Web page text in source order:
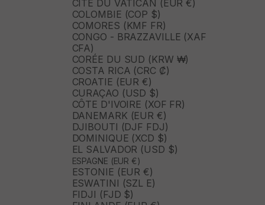
CITÉ DU VATICAN (EUR €)
COLOMBIE (COP $)
COMORES (KMF FR)
CONGO - BRAZZAVILLE (XAF
CFA)
CORÉE DU SUD (KRW ₩)
COSTA RICA (CRC ₡)
CROATIE (EUR €)
CURAÇAO (USD $)
CÔTE D'IVOIRE (XOF FR)
DANEMARK (EUR €)
DJIBOUTI (DJF FDJ)
DOMINIQUE (XCD $)
EL SALVADOR (USD $)
ESPAGNE (EUR €)
ESTONIE (EUR €)
ESWATINI (SZL E)
FIDJI (FJD $)